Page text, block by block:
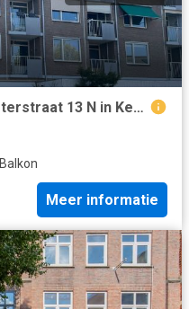
Te huur: Appartement St.Pieterstraat 13 N in Kerkrade
Balkon
Meer informatie